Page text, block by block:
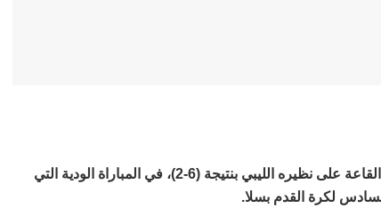
فاز المنتخب الوطني لكرة القدم داخل القاعة على نظيره الليبي بنتيجة (6-2)، في المباراة الودية التي
لكرة القدم بسلا.